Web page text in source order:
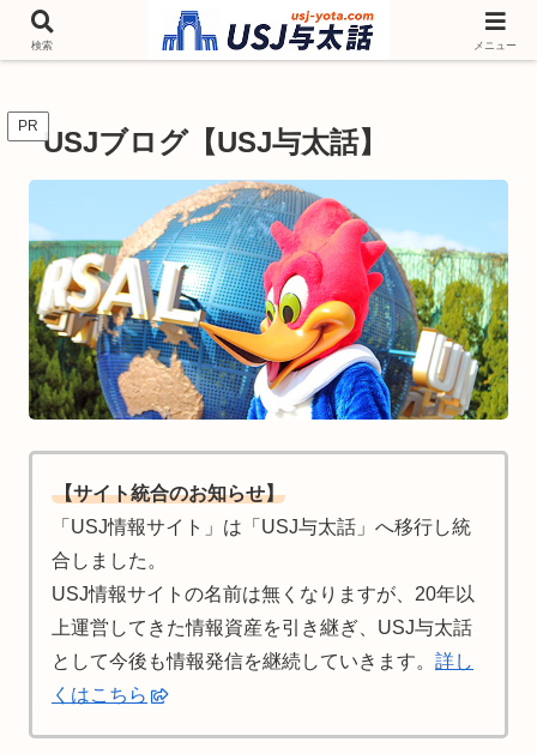
チケットやシーズンイベント ニンテンドーワールド アトラクションなどユニ
バを歩いて情報収集しています
PR USJブログ【USJ与太話】
【サイト統合のお知らせ】
「USJ情報サイト」は「USJ与太話」へ移行し統
合しました。
USJ情報サイトの名前は無くなりますが、20年以
上運営してきた情報資産を引き継ぎ、USJ与太話
として今後も情報発信を継続していきます。 詳し
くはこちら
検索 メニュー